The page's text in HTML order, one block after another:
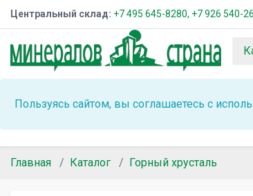
Центральный склад: +7 495 645-8280, +7 926 540-
Пользуясь сайтом, вы соглашаетесь с
Главная Каталог Горный хрусталь